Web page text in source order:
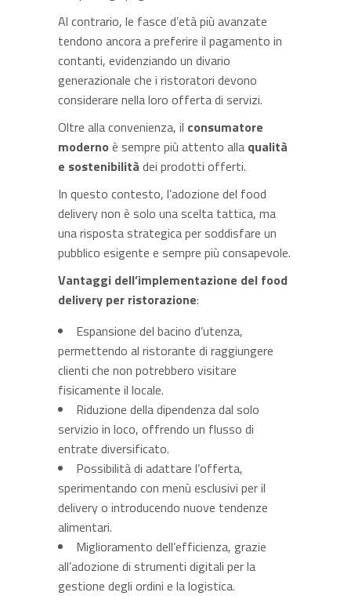
Al contrario, le fasce d’età più avanzate
tendono ancora a preferire il pagamento in
contanti, evidenziando un divario
generazionale che i ristoratori devono
considerare nella loro offerta di servizi.
Oltre alla convenienza, il consumatore
moderno è sempre più attento alla qualità
e sostenibilità dei prodotti offerti.
In questo contesto, l’adozione del food
delivery non è solo una scelta tattica, ma
una risposta strategica per soddisfare un
pubblico esigente e sempre più consapevole.
Vantaggi dell’implementazione del food
delivery per ristorazione:
Espansione del bacino d’utenza,
permettendo al ristorante di raggiungere
clienti che non potrebbero visitare
fisicamente il locale.
Riduzione della dipendenza dal solo
servizio in loco, offrendo un flusso di
entrate diversificato.
Possibilità di adattare l’offerta,
sperimentando con menù esclusivi per il
delivery o introducendo nuove tendenze
alimentari.
Miglioramento dell’efficienza, grazie
all’adozione di strumenti digitali per la
gestione degli ordini e la logistica.